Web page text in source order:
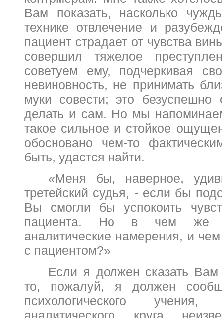
Вам показать, насколько
технике отвлечение и
пациент страдает от чувства
совершил тяжелое
советуем ему, подчеркивая
невиновность, не принимать
муки совести; это
делать и сам. Но мы
такое сильное и стойкое
обосновано чем-то
быть, удастся найти.
«Меня бы, наверное,
третейский судья, - если бы
Вы смогли бы успокоить
пациента. Но в чем же
аналитические намерения, и
с пациентом?»
Если я должен сказать Вам
то, пожалуй, я должен
психологического
аналитического круга